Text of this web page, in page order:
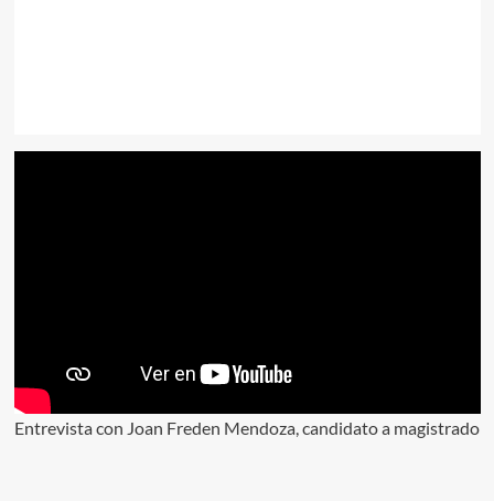
Entrevista con Joan Freden Mendoza, candidato a magistrado